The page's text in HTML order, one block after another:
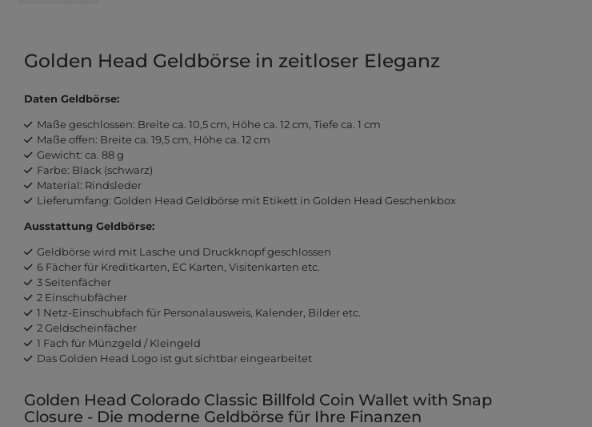
Golden Head Geldbörse in zeitloser Eleganz
Daten Geldbörse:
Maße geschlossen: Breite ca. 10,5 cm, Höhe ca. 12 cm, Tiefe ca. 1 cm
Maße offen: Breite ca. 19,5 cm, Höhe ca. 12 cm
Gewicht: ca. 88 g
Farbe: Black (schwarz)
Material: Rindsleder
Lieferumfang: Golden Head Geldbörse mit Etikett in Golden Head Geschenkbox
Ausstattung Geldbörse:
Geldbörse wird mit Lasche und Druckknopf geschlossen
6 Fächer für Kreditkarten, EC Karten, Visitenkarten etc.
3 Seitenfächer
2 Einschubfächer
1 Netz-Einschubfach für Personalausweis, Kalender, Bilder etc.
2 Geldscheinfächer
1 Fach für Münzgeld / Kleingeld
Das Golden Head Logo ist gut sichtbar eingearbeitet
Golden Head Colorado Classic Billfold Coin Wallet with Snap
Closure - Die moderne Geldbörse für Ihre Finanzen